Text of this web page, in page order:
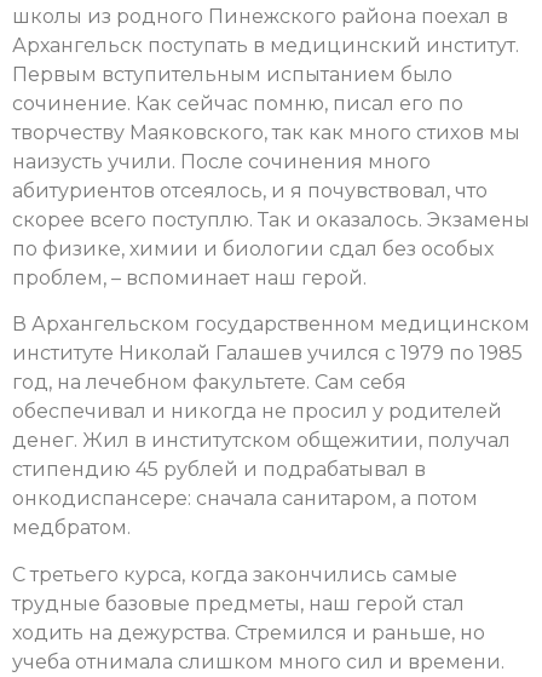
школы из родного Пинежского района поехал в
Архангельск поступать в медицинский институт.
Первым вступительным испытанием было
сочинение. Как сейчас помню, писал его по
творчеству Маяковского, так как много стихов мы
наизусть учили. После сочинения много
абитуриентов отсеялось, и я почувствовал, что
скорее всего поступлю. Так и оказалось. Экзамены
по физике, химии и биологии сдал без особых
проблем, – вспоминает наш герой.
В Архангельском государственном медицинском
институте Николай Галашев учился с 1979 по 1985
год, на лечебном факультете. Сам себя
обеспечивал и никогда не просил у родителей
денег. Жил в институтском общежитии, получал
стипендию 45 рублей и подрабатывал в
онкодиспансере: сначала санитаром, а потом
медбратом.
С третьего курса, когда закончились самые
трудные базовые предметы, наш герой стал
ходить на дежурства. Стремился и раньше, но
учеба отнимала слишком много сил и времени.